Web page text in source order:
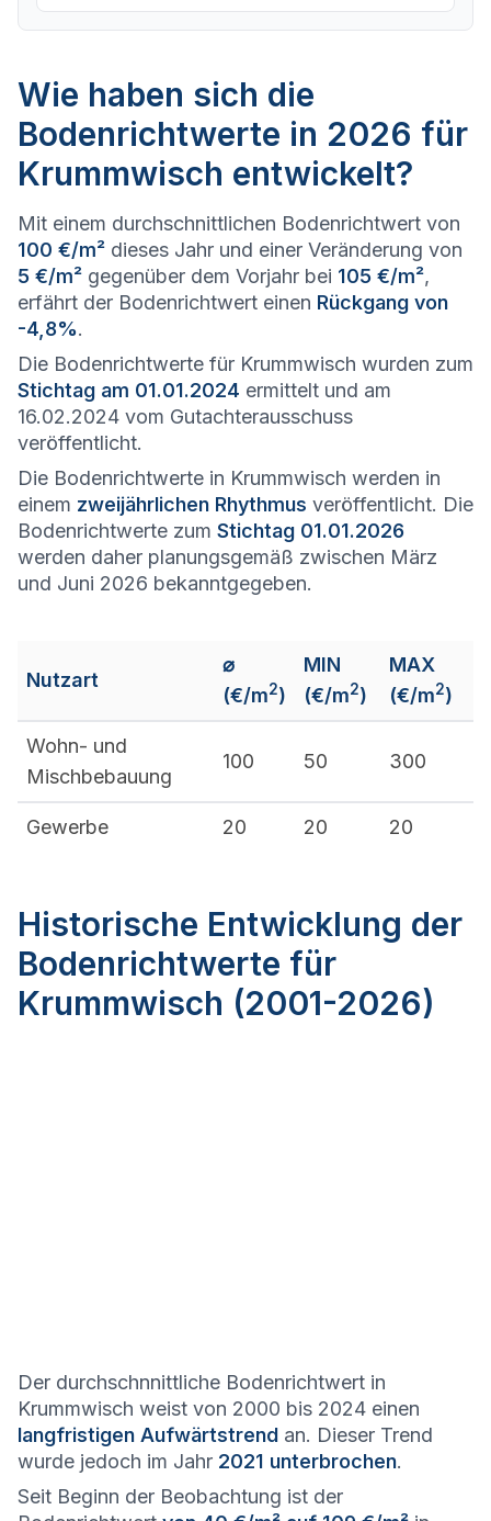
Wie haben sich die
Bodenrichtwerte in 2026 für
Krummwisch entwickelt?
Mit einem durchschnittlichen Bodenrichtwert von
100 €/m² dieses Jahr und einer Veränderung von
5 €/m² gegenüber dem Vorjahr bei 105 €/m²,
erfährt der Bodenrichtwert einen Rückgang von
-4,8%.
Die Bodenrichtwerte für Krummwisch wurden zum
Stichtag am 01.01.2024 ermittelt und am
16.02.2024 vom Gutachterausschuss
veröffentlicht.
Die Bodenrichtwerte in Krummwisch werden in
einem zweijährlichen Rhythmus veröffentlicht. Die
Bodenrichtwerte zum Stichtag 01.01.2026
werden daher planungsgemäß zwischen März
und Juni 2026 bekanntgegeben.
Nutzart
⌀
(€/m2)
MIN
(€/m2)
MAX
(€/m2)
Wohn- und
Mischbebauung
100 50 300
Gewerbe 20 20 20
Historische Entwicklung der
Bodenrichtwerte für
Krummwisch (2001-2026)
Der durchschnnittliche Bodenrichtwert in
Krummwisch weist von 2000 bis 2024 einen
langfristigen Aufwärtstrend an. Dieser Trend
wurde jedoch im Jahr 2021 unterbrochen.
Seit Beginn der Beobachtung ist der